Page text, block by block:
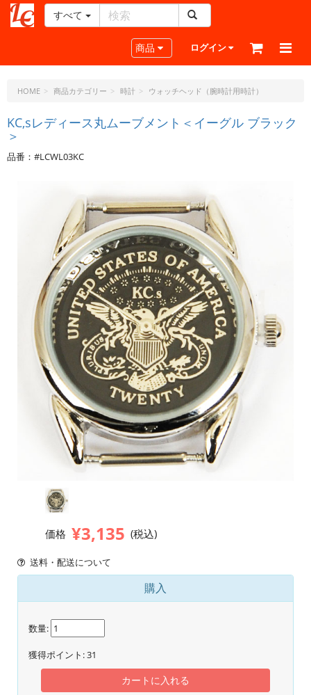
ー
ラ
ト・
ド
ッ
ト・
すべて
Toggle navigation
商品 ログイン
HOME 商品カテゴリー 時計 ウォッチヘッド（腕時計用時計）
KC,sレディース丸ムーブメント＜イーグル ブラック
＞
品番：#LCWL03KC
価格 ¥3,135 (税込)
送料・配送について
購入
数量:
獲得ポイント:31
カートに入れる